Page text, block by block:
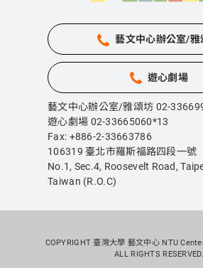
藝文中心辦公室/雅
遊心劇場
藝文中心辦公室/雅頌坊 02-
遊心劇場 02-33665060*13
Fax: +886-2-33663786
106319 臺北市羅斯福路四段一號
No.1, Sec.4, Roosevelt Road,
Taiwan (R.O.C)
COPYRIGHT 臺灣大學 藝文中心 NTU